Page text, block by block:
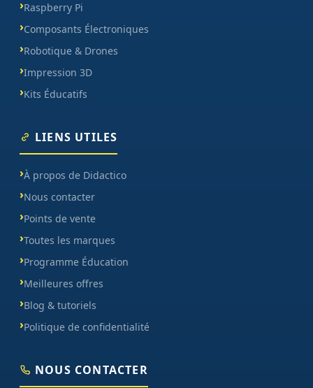
Raspberry Pi
Composants Électroniques
Robotique & Drones
Impression 3D
Kits Éducatifs
LIENS UTILES
À propos de Didactico
Nous contacter
Points de vente
Toutes les marques
Programme Éducation
Meilleures offres
Blog & tutoriels
Politique de confidentialité
NOUS CONTACTER